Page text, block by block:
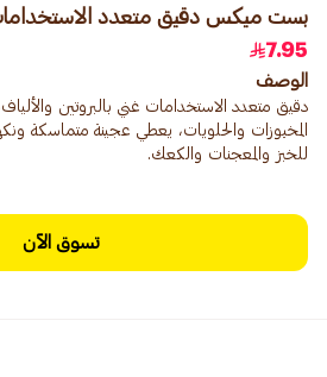
بست ميكس دقيق متعدد الاستخدامات
7.95
الوصف
دقيق متعدد الاستخدامات غني بالبروتين
المخبوزات والحلويات، يعطي عجينة متماسكة
للخبز والمعجنات والكعك.
تسوق الآن